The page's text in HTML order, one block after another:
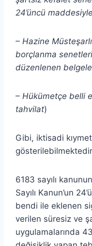
24’üncü
– Hazine
borçlanma
düzenlenen
– Hükümetçe belli
tahvilat)
Gibi, iktisadi
6183 sayılı
Sayılı Kanun’un
bendi ile eklenen
verilen süresiz ve
uygulamalarında